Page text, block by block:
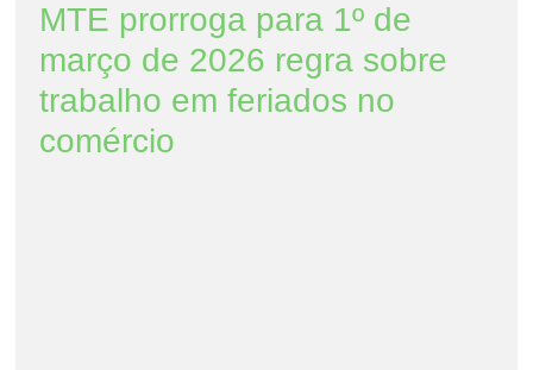
MTE prorroga para 1º de
março de 2026 regra sobre
trabalho em feriados no
comércio